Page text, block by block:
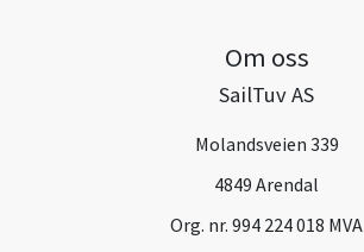
Om oss
SailTuv AS
Molandsveien 339
4849 Arendal
Org. nr. 994 224 018 MVA